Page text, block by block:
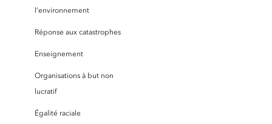
l’environnement
Réponse aux catastrophes
Enseignement
Organisations à but non
lucratif
Égalité raciale